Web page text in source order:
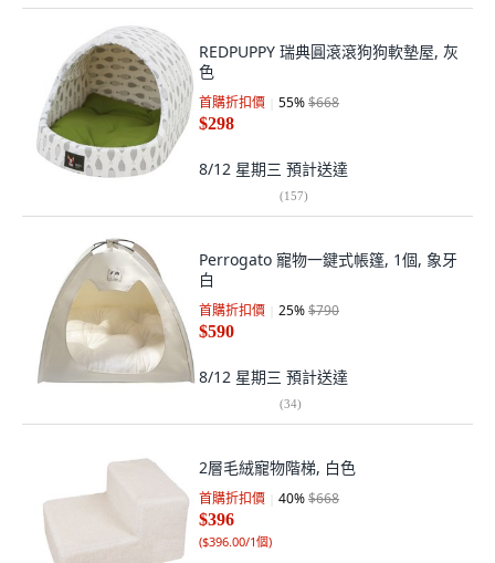
REDPUPPY 瑞典圓滾滾狗狗軟墊屋, 灰
色
首購折扣價 55%$668
$298
8/12 星期三 預計送達
(157)
Perrogato 寵物一鍵式帳篷, 1個, 象牙
白
首購折扣價 25%$790
$590
8/12 星期三 預計送達
(34)
2層毛絨寵物階梯, 白色
首購折扣價 40%$668
$396
($396.00/1個)